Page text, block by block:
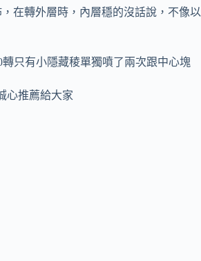
在轉外層時，內層穩的沒話說，不像以
只有小隱藏稜單獨噴了兩次跟中心塊
心推薦給大家